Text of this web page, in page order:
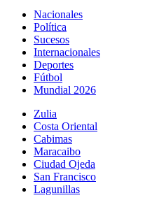
Nacionales
Política
Sucesos
Internacionales
Deportes
Fútbol
Mundial 2026
Zulia
Costa Oriental
Cabimas
Maracaibo
Ciudad Ojeda
San Francisco
Lagunillas